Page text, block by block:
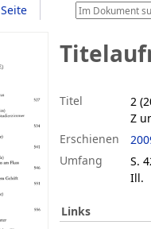
Seite
Titel
2
Z
Erschienen
Umfang
S.
Ill.
Links